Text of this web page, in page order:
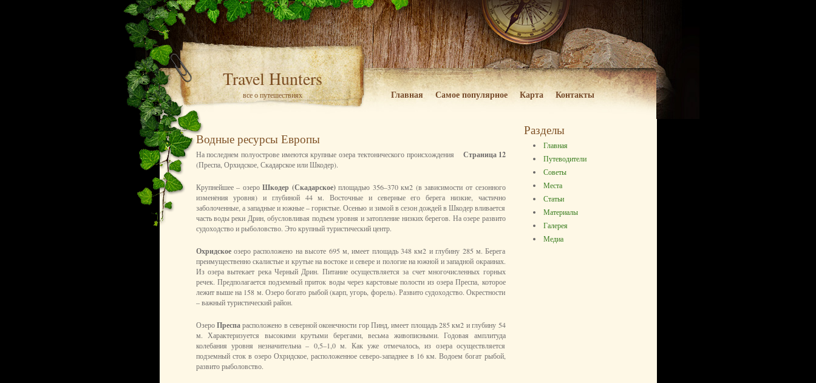
Travel Hunters
все о путешествиях Главная Самое популярное Карта Контакты
Водные ресурсы Европы
Страница 12
На последнем полуострове имеются крупные озера тектонического происхождения
(Преспа, Орхидское, Скадарское или Шкодер).
Крупнейшее – озероШкодер (Скадарское)площадью 356–370 км2 (в зависимости от сезонного
изменения уровня) и глубиной 44 м. Восточные и северные его берега низкие, частично
заболоченные, а западные и южные – гористые. Осенью и зимой в сезон дождей в Шкодер вливается
часть воды реки Дрин, обусловливая подъем уровня и затопление низких берегов. На озере развито
судоходство и рыболовство. Это крупный туристический центр.
Охридскоеозеро расположено на высоте 695 м, имеет площадь 348 км2 и глубину 285 м. Берега
преимущественно скалистые и крутые на востоке и севере и пологие на южной и западной окраинах.
Из озера вытекает река Черный Дрин. Питание осуществляется за счет многочисленных горных
речек. Предполагается подземный приток воды через карстовые полости из озера Преспа, которое
лежит выше на 158 м. Озеро богато рыбой (карп, угорь, форель). Развито судоходство. Окрестности
– важный туристический район.
ОзероПреспарасположено в северной оконечности гор Пинд, имеет площадь 285 км2 и глубину 54
м. Характеризуется высокими крутыми берегами, весьма живописными. Годовая амплитуда
колебания уровня незначительна – 0,5–1,0 м. Как уже отмечалось, из озера осуществляется
подземный сток в озеро Охридское, расположенное северо-западнее в 16 км. Водоем богат рыбой,
развито рыболовство.
Разделы
Главная
Путеводители
Советы
Места
Статьи
Материалы
Галерея
Медиа